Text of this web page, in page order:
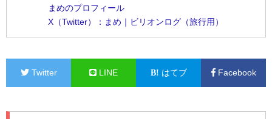
まめのプロフィール
X（Twitter）：まめ｜ビリオンログ（旅行用）
Twitter LINE はてブ Facebook